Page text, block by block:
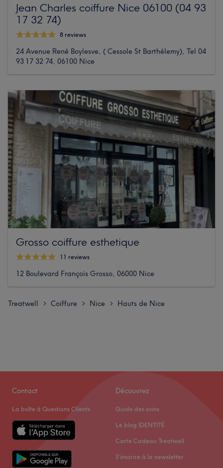
Jean Charles coiffure Nice 06100 (04 93
17 32 74)
8 reviews
24 Avenue René Boylesve, ( Cessole St Barthélemy), Tel 04
93 17 32 74, 06100 Nice
Grosso coiffure esthetique
11 reviews
12 Boulevard François Grosso, 06000 Nice
Treatwell > Coiffure > Nice > Hauts de Nice
Contact
La boîte à Questions Clients
Découvrez
Guide des soins
Le blog IDENTITÉ
Carte Cadeau Treatwell
S'inscrire à la newsletter